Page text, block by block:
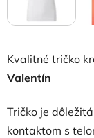
Kvalitné tričko
Valentín
Tričko je
kontaktom s